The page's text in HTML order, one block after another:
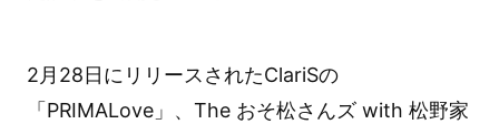
2月28日にリリースされたClariSの
「PRIMALove」、The おそ松さんズ with 松野家